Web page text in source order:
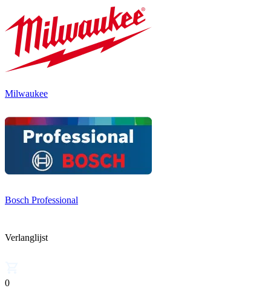
Milwaukee
Bosch Professional
Verlanglijst
0